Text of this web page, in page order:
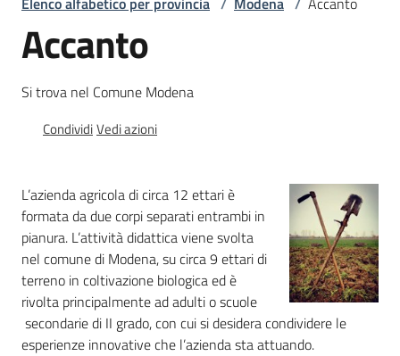
mappa
Menu selezionato
Requisiti
abilitanti
Agricoltura
in
cifre
Accanto
Si trova nel Comune Modena
CondividiVedi azioni
L’azienda agricola di circa 12 ettari è
formata da due corpi separati entrambi in
pianura. L’attività didattica viene svolta
nel comune di Modena, su circa 9 ettari di
terreno in coltivazione biologica ed è
rivolta principalmente ad adulti o scuole
secondarie di II grado, con cui si desidera condividere le
esperienze innovative che l’azienda sta attuando.